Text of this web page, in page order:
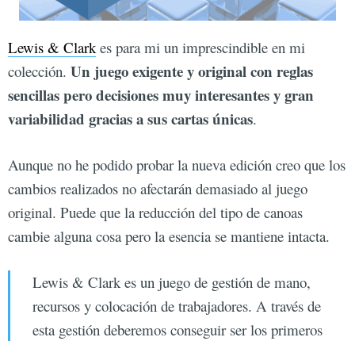
Lewis & Clark es para mi un imprescindible en mi
colección. Un juego exigente y original con reglas
sencillas pero decisiones muy interesantes y gran
variabilidad gracias a sus cartas únicas.
Aunque no he podido probar la nueva edición creo que los
cambios realizados no afectarán demasiado al juego
original. Puede que la reducción del tipo de canoas
cambie alguna cosa pero la esencia se mantiene intacta.
Lewis & Clark es un juego de gestión de mano,
recursos y colocación de trabajadores. A través de
esta gestión deberemos conseguir ser los primeros